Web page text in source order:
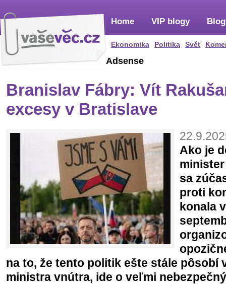
Home
Ekonomika Politika Svět
VIP blogy
Adsense
Branislav Fábry: Vít
excesy v Bratislave
Ako je
sa
proti
konala
na to, že tento politik ešte stále pôsobí
ministra vnútra, ide o veľmi